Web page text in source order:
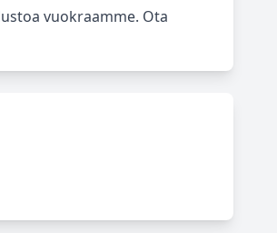
vuokraamme. Ota